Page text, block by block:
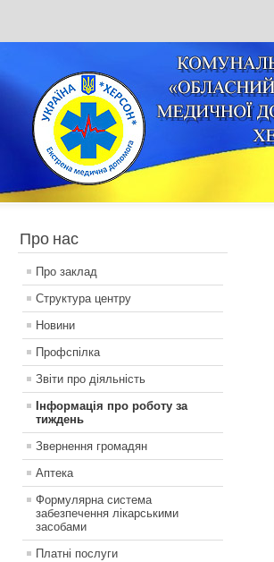
Про нас
Про заклад
Структура центру
Новини
Профспілка
Звіти про діяльність
Інформація про роботу за
тиждень
Звернення громадян
Аптека
Формулярна система
забезпечення лікарськими
засобами
Платні послуги